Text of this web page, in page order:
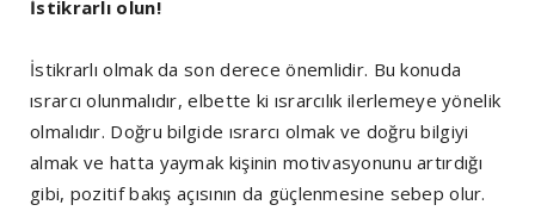
İstikrarlı olun!
İstikrarlı olmak da son derece önemlidir. Bu konuda
ısrarcı olunmalıdır, elbette ki ısrarcılık ilerlemeye yönelik
olmalıdır. Doğru bilgide ısrarcı olmak ve doğru bilgiyi
almak ve hatta yaymak kişinin motivasyonunu artırdığı
gibi, pozitif bakış açısının da güçlenmesine sebep olur.